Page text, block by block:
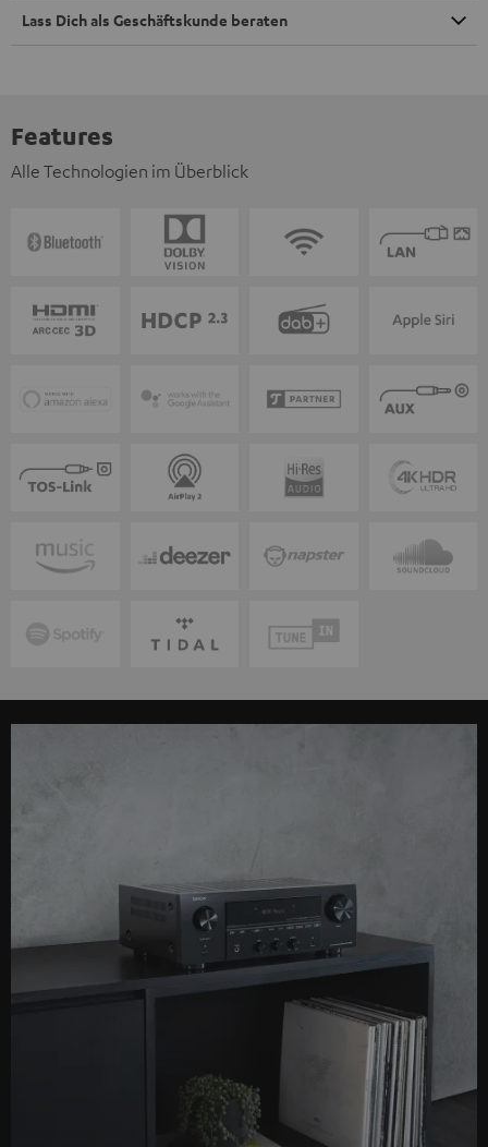
Lass Dich als Geschäftskunde beraten
Features
Alle Technologien im Überblick